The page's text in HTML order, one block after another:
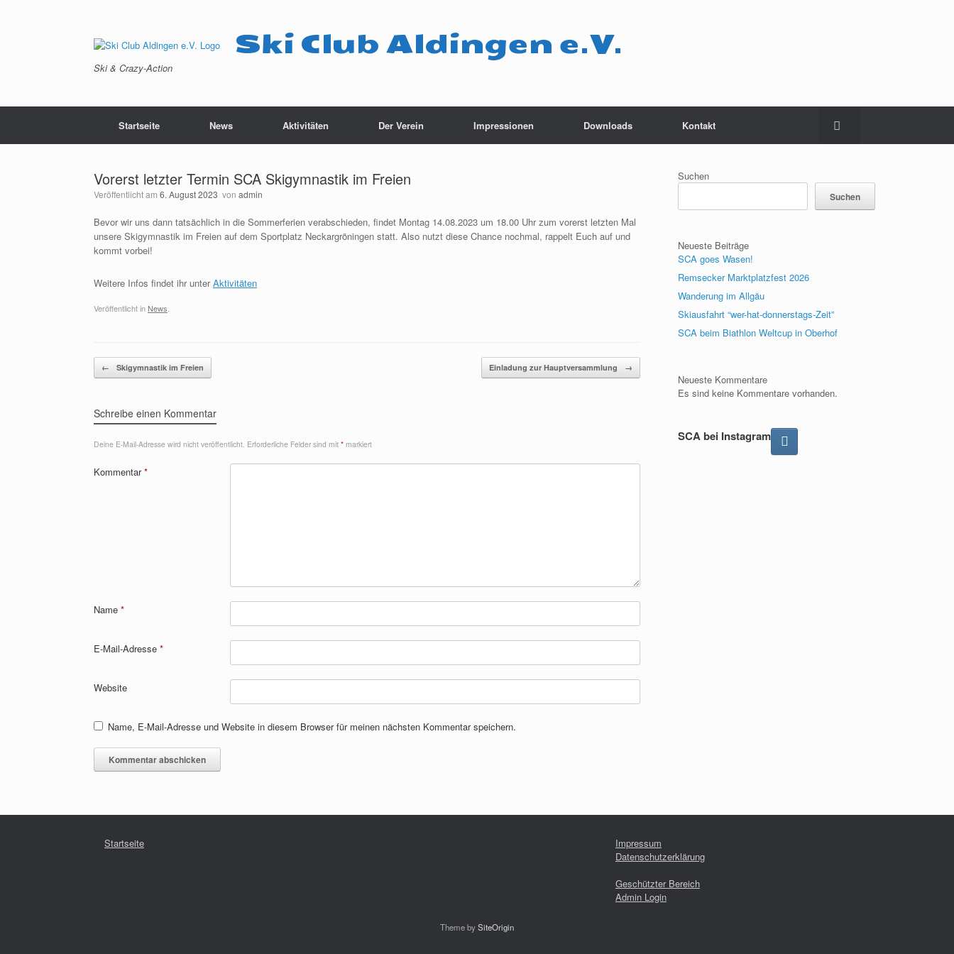
Ski Club Aldingen e.V.
Ski & Crazy-Action
Startseite News Aktivitäten Der Verein Impressionen Downloads Kontakt
Vorerst letzter Termin SCA Skigymnastik im Freien
Veröffentlicht am 6. August 2023 von admin
Bevor wir uns dann tatsächlich in die Sommerferien verabschieden, findet Montag 14.08.2023 um 18.00 Uhr zum vorerst letzten Mal
unsere Skigymnastik im Freien auf dem Sportplatz Neckargröningen statt. Also nutzt diese Chance nochmal, rappelt Euch auf und
kommt vorbei!
Weitere Infos findet ihr unterAktivitäten
Veröffentlicht in News
Beitragsnavigation
← Skigymnastik im Freien Einladung zur Hauptversammlung →
Schreibe einen Kommentar
Deine E-Mail-Adresse wird nicht veröffentlicht. Erforderliche Felder sind mit * markiert
Kommentar*
Name *
E-Mail-Adresse *
Website
Name, E-Mail-Adresse und Website in diesem Browser für meinen nächsten Kommentar speichern.
Suchen
Suchen
Neueste Beiträge
SCA goes Wasen!
Remsecker Marktplatzfest 2026
Wanderung im Allgäu
Skiausfahrt “wer-hat-donnerstags-Zeit”
SCA beim Biathlon Weltcup in Oberhof
Neueste Kommentare
Es sind keine Kommentare vorhanden.
SCA bei Instagram
Startseite
Impressum
Datenschutzerklärung
Geschützter Bereich
Admin Login
Theme bySiteOrigin